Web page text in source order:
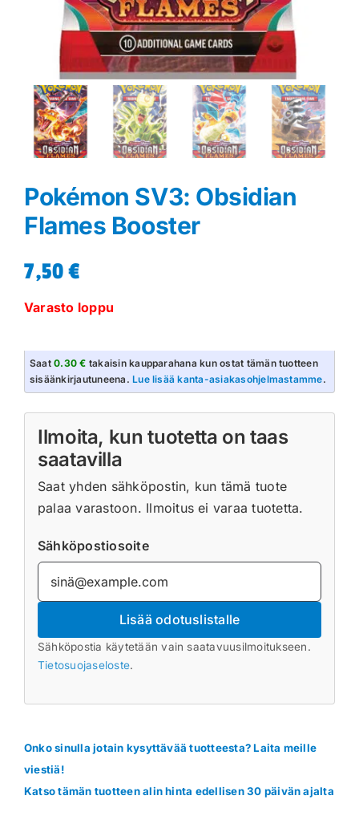
Pokémon SV3: Obsidian
Flames Booster
7,50€
Varasto loppu
Saat0.30 € takaisin kaupparahana kun ostat tämän tuotteen
sisäänkirjautuneena.Lue lisää kanta-asiakasohjelmastamme.
Ilmoita, kun tuotetta on taas
saatavilla
Saat yhden sähköpostin, kun tämä tuote
palaa varastoon. Ilmoitus ei varaa tuotetta.
Sähköpostiosoite
Lisää odotuslistalle
Sähköpostia käytetään vain saatavuusilmoitukseen.
Tietosuojaseloste.
Onko sinulla jotain kysyttävää tuotteesta? Laita meille
viestiä!
Katso tämän tuotteen alin hinta edellisen 30 päivän ajalta